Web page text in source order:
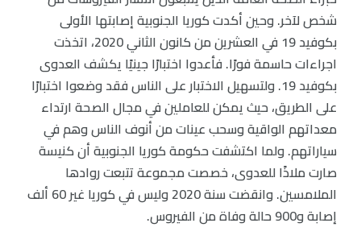
شخص لآخر. وحين أكدت كوريا الجنوبية إصابتها الأولى
بكوفيد 19 في العشرين من كانون الثاني 2020، اتخذت
اجراءات حاسمة فورًا. فأعدوا اختبارًا جينيًا يكشف العدوى
بكوفيد 19. ولتسهيل الاختبار على الناس فقد وضعوا اختبارًا
على الطريق، حيث يمكن للعاملين في مجال الصحة ارتداء
معداتهم الواقية وسحب عينات من أنوف الناس وهم في
سياراتهم. ولما اكتشفت حكومة كوريا الجنوبية أن كنيسة
صارت ملاذًا للعدوى، خصصت مجموعة تتبعت روادها
الملامسين. وانقضت سنة 2020 وليس في كوريا غير 60 ألف
إصابة و900 حالة وفاة من الفيروس.